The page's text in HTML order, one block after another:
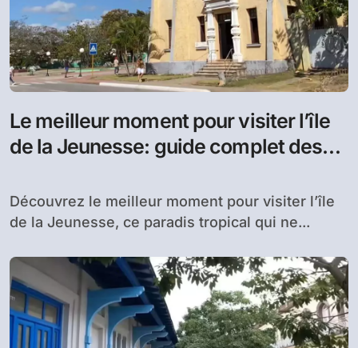
Le meilleur moment pour visiter l’île
de la Jeunesse: guide complet des
paradis tropical
Découvrez le meilleur moment pour visiter l’île
de la Jeunesse, ce paradis tropical qui ne...